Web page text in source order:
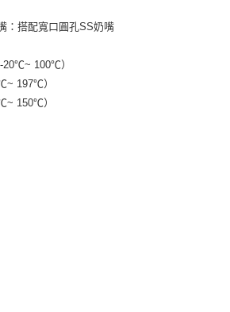
」時，將依據個別帳號之用戶狀況，依本公司即
或使用他人資訊註冊。若發現惡意使用之情形，
權停止該用戶之使用額度並採取法律行動。
：搭配寬口圓孔SS奶嘴
20℃~ 100℃）
197℃）
150℃）